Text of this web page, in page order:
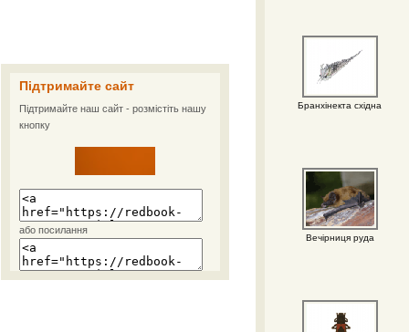
Підтримайте сайт
Підтримайте наш сайт - розмістіть нашу
кнопку
або посилання
Бранхінекта східна
Вечірниця руда